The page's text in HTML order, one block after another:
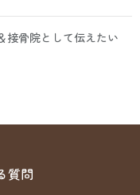
接骨院として伝えたい
質問